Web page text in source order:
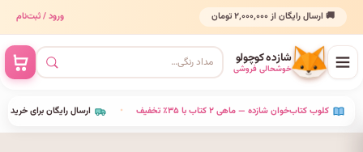
🚚 ارسال رایگان از ۲٬۰۰۰٬۰۰۰ تومان ورود / ثبت‌نام
شازده کوچولو
خوشحالی فروشی
ارسال رایگان برای خرید • کلوب کتاب‌خوان شازده — ماهی ۲ کتاب با ۳۵٪ تخفیف •